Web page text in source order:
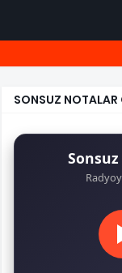
SONSUZ